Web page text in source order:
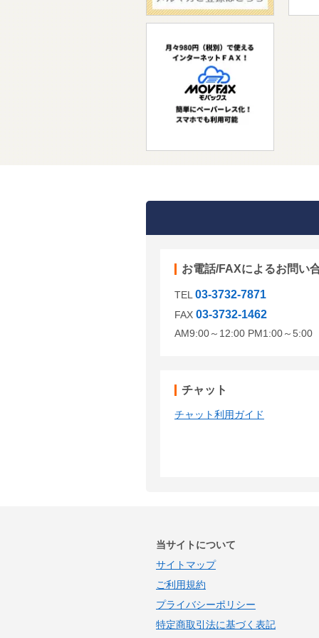
お電話/FAXによるお問い
TEL 03-3732-7871
FAX 03-3732-1462
AM9:00～12:00 PM1:00～5:00
チャット
チャット利用ガイド
当サイトについて
サイトマップ
ご利用規約
プライバシーポリシー
特定商取引法に基づく表記